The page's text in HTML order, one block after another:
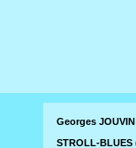
Georges
STROLL-